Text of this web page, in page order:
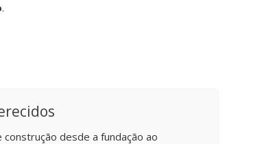
.
desde a fundação ao